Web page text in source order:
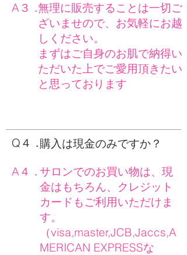
無理に販売することは一切ご
ざいませので、お気軽にお越
しください。
まずはご自身のお肌で納得い
ただいた上でご愛用頂きたい
と思っております
A３．
Q４．購入は現金のみですか？
A４．サロンでのお買い物は、現
金はもちろん、クレジット
カードもご利用いただけま
す。
（visa,master,JCB,Jaccs,A
MERICAN EXPRESSな